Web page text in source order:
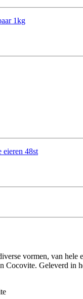
1kg
eieren 48st
vormen, van hele
Cocovite. Geleverd in